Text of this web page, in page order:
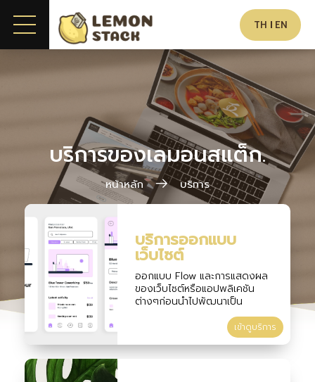
TH EN
บริการของเลมอนสแต็ก.
หน้าหลัก บริการ
บริการออกแบบ
เว็บไซต์
ออกแบบ Flow และการแสดงผล
ของเว็บไซต์หรือแอปพลิเคชัน
ต่างๆก่อนนำไปพัฒนาเป็น
เข้าดูบริการ